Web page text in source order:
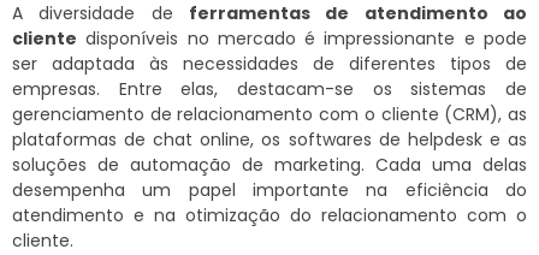
A diversidade de ferramentas de atendimento ao
cliente disponíveis no mercado é impressionante e pode
ser adaptada às necessidades de diferentes tipos de
empresas. Entre elas, destacam-se os sistemas de
gerenciamento de relacionamento com o cliente (CRM), as
plataformas de chat online, os softwares de helpdesk e as
soluções de automação de marketing. Cada uma delas
desempenha um papel importante na eficiência do
atendimento e na otimização do relacionamento com o
cliente.